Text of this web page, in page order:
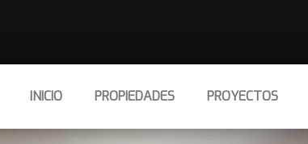
INICIO PROPIEDADES PROYECTOS